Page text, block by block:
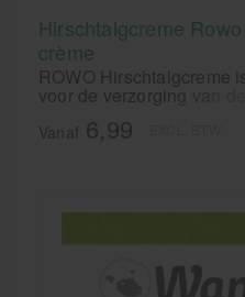
Hirschtalgcreme
crème
ROWO Hirschtalgcreme
voor de verzorging van
Hirschtalgcreme van
huid. Perfect bij
Vanaf 6,99